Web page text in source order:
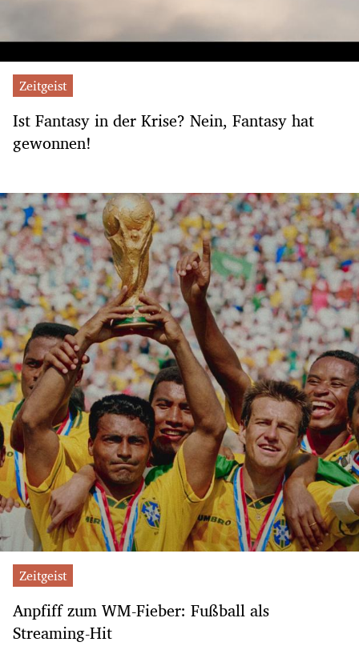
Zeitgeist
Ist Fantasy in der Krise? Nein, Fantasy hat
gewonnen!
Zeitgeist
Anpfiff zum WM-Fieber: Fußball als
Streaming-Hit